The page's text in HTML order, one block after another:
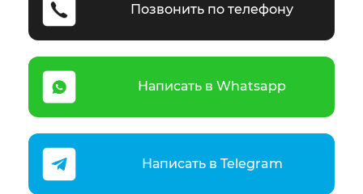
Позвонить по телефону
Написать в Whatsapp
Написать в Telegram